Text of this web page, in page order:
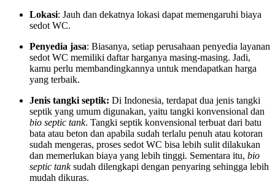
Lokasi: Jauh dan dekatnya lokasi dapat memengaruhi biaya
sedot WC.
Penyedia jasa: Biasanya, setiap perusahaan penyedia layanan
sedot WC memiliki daftar harganya masing-masing. Jadi,
kamu perlu membandingkannya untuk mendapatkan harga
yang terbaik.
Jenis tangki septik: Di Indonesia, terdapat dua jenis tangki
septik yang umum digunakan, yaitu tangki konvensional dan
bio septic tank. Tangki septik konvensional terbuat dari batu
bata atau beton dan apabila sudah terlalu penuh atau kotoran
sudah mengeras, proses sedot WC bisa lebih sulit dilakukan
dan memerlukan biaya yang lebih tinggi. Sementara itu, bio
septic tanksudah dilengkapi dengan penyaring sehingga lebih
mudah dikuras.